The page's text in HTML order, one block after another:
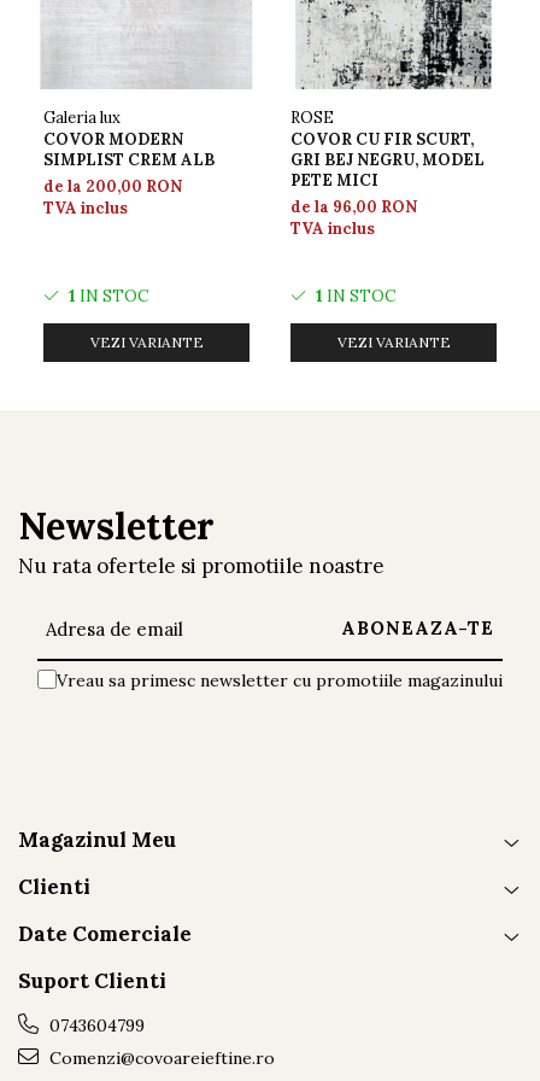
Galeria lux
COVOR MODERN
SIMPLIST CREM ALB
de la 200,00 RON
TVA inclus
1 IN STOC
VEZI VARIANTE
ROSE
COVOR CU FIR SCURT,
GRI BEJ NEGRU, MODEL
PETE MICI
de la 96,00 RON
TVA inclus
1 IN STOC
VEZI VARIANTE
Newsletter
Nu rata ofertele si promotiile noastre
Vreau sa primesc newsletter cu promotiile magazinului
Magazinul Meu
Clienti
Date Comerciale
Suport Clienti
0743604799
Comenzi@covoareieftine.ro